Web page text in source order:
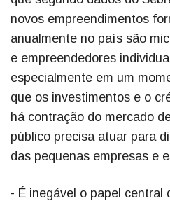
novos empreendimentos
anualmente no país são
e empreendedores
especialmente em um
que os investimentos e o
há contração do mercado
público precisa atuar para
das pequenas empresas e
- É inegável o papel central